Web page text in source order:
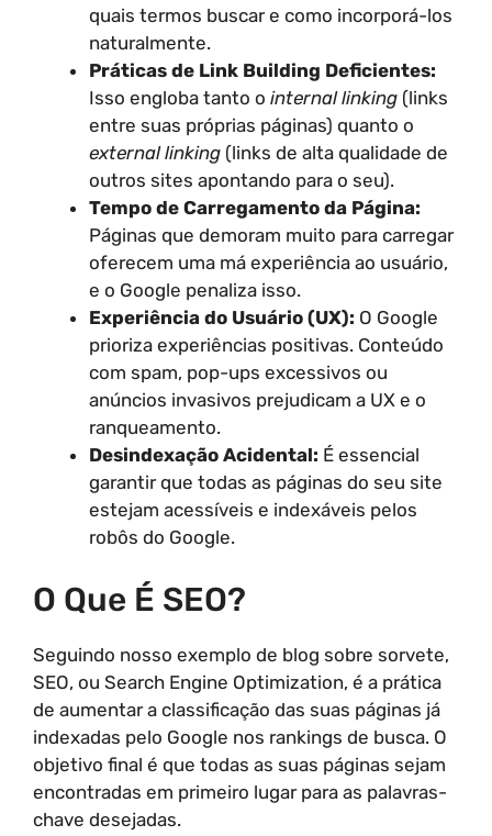
quais termos buscar e como incorporá-los
naturalmente.
Práticas de Link Building Deficientes:
Isso engloba tanto o internal linking (links
entre suas próprias páginas) quanto o
external linking (links de alta qualidade de
outros sites apontando para o seu).
Tempo de Carregamento da Página:
Páginas que demoram muito para carregar
oferecem uma má experiência ao usuário,
e o Google penaliza isso.
Experiência do Usuário (UX): O Google
prioriza experiências positivas. Conteúdo
com spam, pop-ups excessivos ou
anúncios invasivos prejudicam a UX e o
ranqueamento.
Desindexação Acidental: É essencial
garantir que todas as páginas do seu site
estejam acessíveis e indexáveis pelos
robôs do Google.
O Que É SEO?
Seguindo nosso exemplo de blog sobre sorvete,
SEO, ou Search Engine Optimization, é a prática
de aumentar a classificação das suas páginas já
indexadas pelo Google nos rankings de busca. O
objetivo final é que todas as suas páginas sejam
encontradas em primeiro lugar para as palavras-
chave desejadas.